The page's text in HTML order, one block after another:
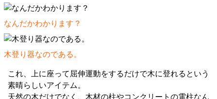
なんだかわかります？
木登り器なのである。
これ、上に座って屈伸運動をするだけで木に登れるという
素晴らしいアイテム。
天然の木だけでなく、木材の柱やコンクリートの電柱なん